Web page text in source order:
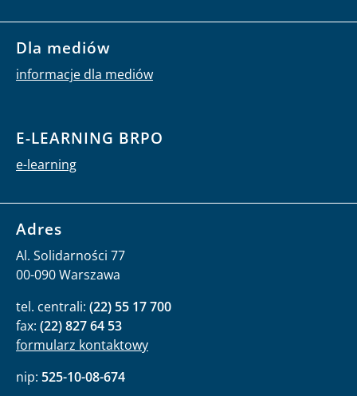
Dla mediów
informacje dla mediów
E-LEARNING BRPO
e-learning
Adres
Al. Solidarności 77
00-090 Warszawa
tel. centrali: (22) 55 17 700
fax: (22) 827 64 53
formularz kontaktowy
nip: 525-10-08-674